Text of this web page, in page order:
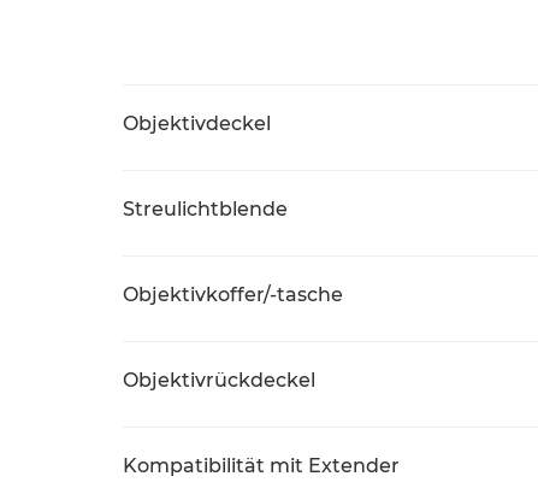
Objektivdeckel
Streulichtblende
Objektivkoffer/-tasche
Objektivrückdeckel
Kompatibilität mit Extender